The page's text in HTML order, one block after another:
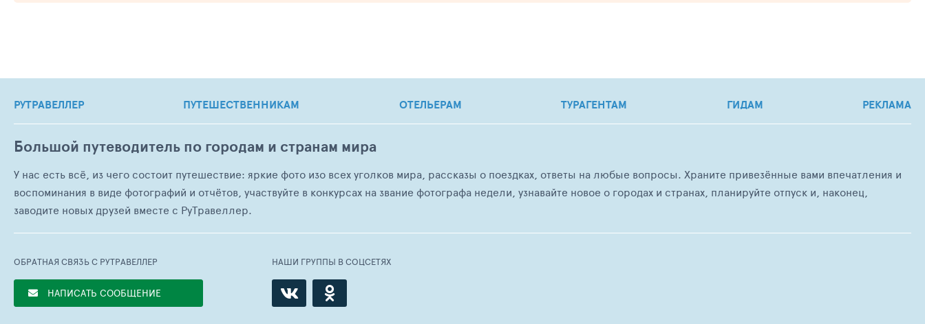
РУТРАВЕЛЛЕР ПУТЕШЕСТВЕННИКАМ ОТЕЛЬЕРАМ ТУРАГЕНТАМ ГИДАМ РЕКЛАМА
Большой путеводитель по городам и странам мира
У нас есть всё, из чего состоит путешествие: яркие фото изо всех уголков мира, рассказы о поездках, ответы на любые вопросы. Храните привезённые вами впечатления и
воспоминания в виде фотографий и отчётов, участвуйте в конкурсах на звание фотографа недели, узнавайте новое о городах и странах, планируйте отпуск и, наконец,
заводите новых друзей вместе с РуТравеллер.
ОБРАТНАЯ СВЯЗЬ С РУТРАВЕЛЛЕР
НАПИСАТЬ СООБЩЕНИЕ
НАШИ ГРУППЫ В СОЦСЕТЯХ